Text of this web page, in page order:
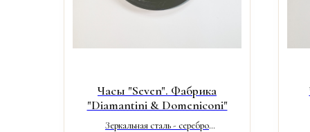
Часы "Seven". Фабрика
"Diamantini & Domeniconi"
Зеркальная сталь - серебро